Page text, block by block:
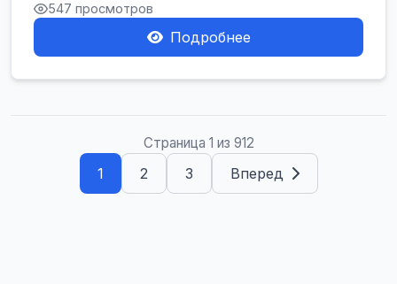
547 просмотров
Подробнее
Страница 1 из 912
1 2 3 Вперед